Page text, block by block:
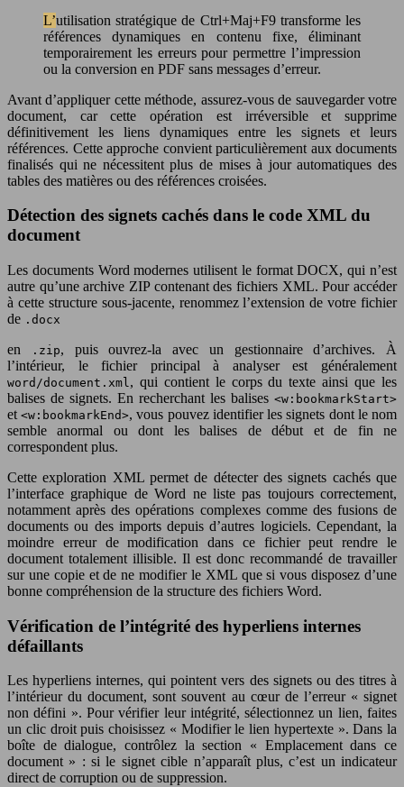
L’utilisation stratégique de Ctrl+Maj+F9 transforme les
références dynamiques en contenu fixe, éliminant
temporairement les erreurs pour permettre l’impression
ou la conversion en PDF sans messages d’erreur.
Avant d’appliquer cette méthode, assurez-vous de sauvegarder votre
document, car cette opération est irréversible et supprime
définitivement les liens dynamiques entre les signets et leurs
références. Cette approche convient particulièrement aux documents
finalisés qui ne nécessitent plus de mises à jour automatiques des
tables des matières ou des références croisées.
Détection des signets cachés dans le code XML du
document
Les documents Word modernes utilisent le format DOCX, qui n’est
autre qu’une archive ZIP contenant des fichiers XML. Pour accéder
à cette structure sous-jacente, renommez l’extension de votre fichier
de .docx
en .zip, puis ouvrez-la avec un gestionnaire d’archives. À
l’intérieur, le fichier principal à analyser est généralement
word/document.xml, qui contient le corps du texte ainsi que les
balises de signets. En recherchant les balises <w:bookmarkStart>
et<w:bookmarkEnd>, vous pouvez identifier les signets dont le nom
semble anormal ou dont les balises de début et de fin ne
correspondent plus.
Cette exploration XML permet de détecter des signets cachés que
l’interface graphique de Word ne liste pas toujours correctement,
notamment après des opérations complexes comme des fusions de
documents ou des imports depuis d’autres logiciels. Cependant, la
moindre erreur de modification dans ce fichier peut rendre le
document totalement illisible. Il est donc recommandé de travailler
sur une copie et de ne modifier le XML que si vous disposez d’une
bonne compréhension de la structure des fichiers Word.
Vérification de l’intégrité des hyperliens internes
défaillants
Les hyperliens internes, qui pointent vers des signets ou des titres à
l’intérieur du document, sont souvent au cœur de l’erreur « signet
non défini ». Pour vérifier leur intégrité, sélectionnez un lien, faites
un clic droit puis choisissez « Modifier le lien hypertexte ». Dans la
boîte de dialogue, contrôlez la section « Emplacement dans ce
document » : si le signet cible n’apparaît plus, c’est un indicateur
direct de corruption ou de suppression.